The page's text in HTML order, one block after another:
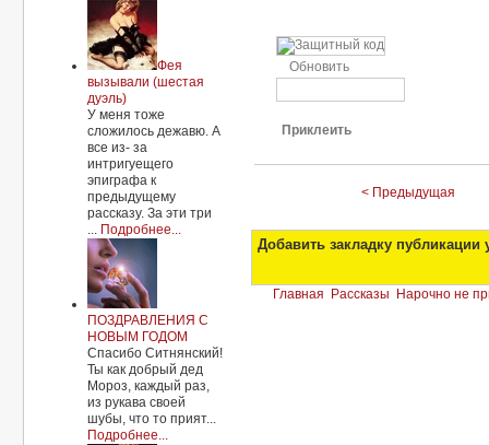
Фея
вызывали (шестая
дуэль)
У меня тоже
сложилось дежавю. А
все из- за
интригуещего
эпиграфа к
предыдущему
рассказу. За эти три
... Подробнее...
ПОЗДРАВЛЕНИЯ С
НОВЫМ ГОДОМ
Спасибо Ситнянский!
Ты как добрый дед
Мороз, каждый раз,
из рукава своей
шубы, что то прият...
Подробнее...
Обновить
Приклеить
< Предыдущая
Добавить закладку публикации
Главная Рассказы
Нарочно не